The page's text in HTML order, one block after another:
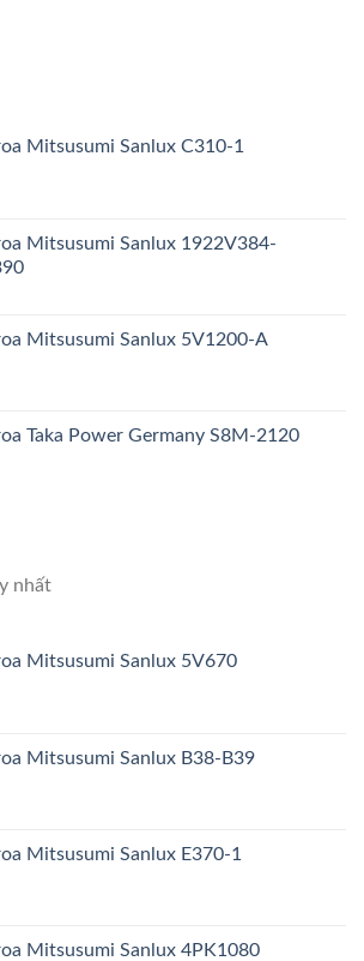
Mitsusumi Sanlux C310-1
Mitsusumi Sanlux 1922V384-
Mitsusumi Sanlux 5V1200-A
Taka Power Germany S8M-2120
nhất
Mitsusumi Sanlux 5V670
Mitsusumi Sanlux B38-B39
Mitsusumi Sanlux E370-1
Mitsusumi Sanlux 4PK1080